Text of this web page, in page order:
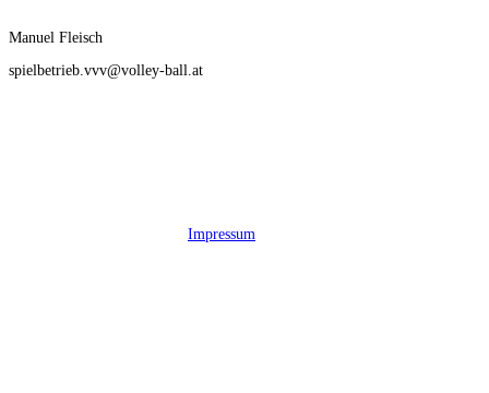
Manuel Fleisch
spielbetrieb.vvv@volley-ball.at
Impressum